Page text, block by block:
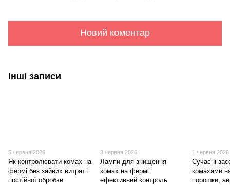
Новий коментар
Інші записи
5 червня 2026
Як контролювати комах на
фермі без зайвих витрат і
постійної обробки
3 червня 2026
Лампи для знищення
комах на фермі:
ефективний контроль
1 червня 2026
Сучасні
комахами
порошки,